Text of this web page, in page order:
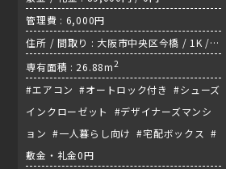
管理費 : 6,000円
住所 / 間取り : 大阪市中央区今橋 / 1K /
堺筋線『北浜駅』
専有面積 : 26.88m2
#エアコン #オートロック付き #シューズ
インクローゼット #デザイナーズマンシ
ョン #一人暮らし向け #宅配ボックス #
敷金・礼金0円